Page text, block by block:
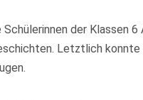
der Klassen 6
Letztlich